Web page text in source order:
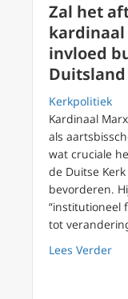
stelt alternatieve
Zal het
invloed
Kerkpolitiek
Kardinaal
als
wat cruciale
de Duitse
bevorderen.
“institutioneel
tot
Lees Verder